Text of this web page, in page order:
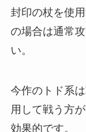
封印の杖を使
の場合は通常
い。
今作のトド系
用して戦う方
効果的です。